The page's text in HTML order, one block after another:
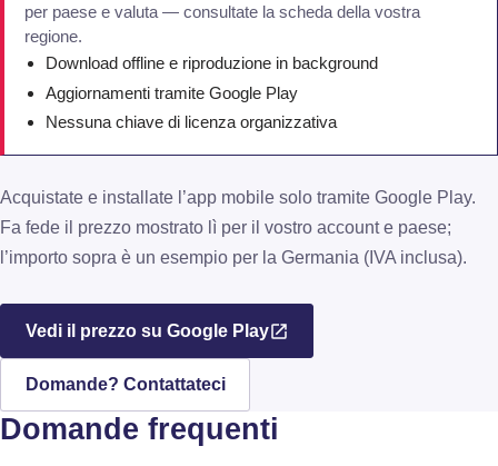
per paese e valuta — consultate la scheda della vostra
regione.
Download offline e riproduzione in background
Aggiornamenti tramite Google Play
Nessuna chiave di licenza organizzativa
Acquistate e installate l’app mobile solo tramite Google Play.
Fa fede il prezzo mostrato lì per il vostro account e paese;
l’importo sopra è un esempio per la Germania (IVA inclusa).
Vedi il prezzo su Google Play
Domande? Contattateci
Domande frequenti